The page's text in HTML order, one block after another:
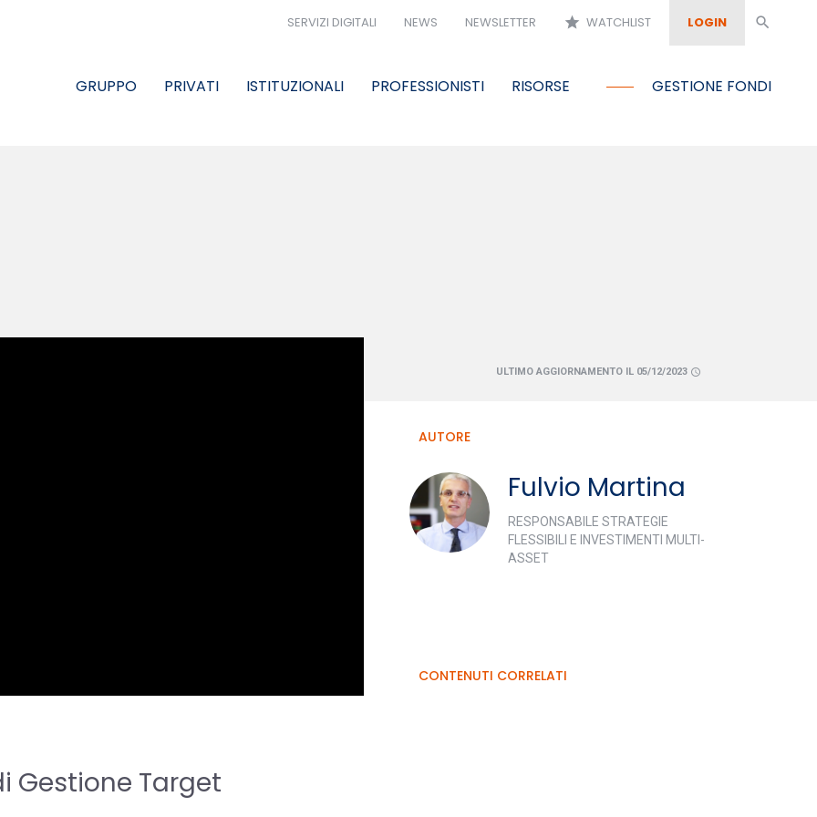
SERVIZI DIGITALI NEWS NEWSLETTER star WATCHLIST LOGIN search
GRUPPO PRIVATI ISTITUZIONALI PROFESSIONISTI RISORSE GESTIONE FONDI
ULTIMO AGGIORNAMENTO IL 05/12/2023 schedule
Gestione Target
AUTORE
Fulvio Martina
RESPONSABILE STRATEGIE
FLESSIBILI E INVESTIMENTI MULTI-
ASSET
CONTENUTI CORRELATI